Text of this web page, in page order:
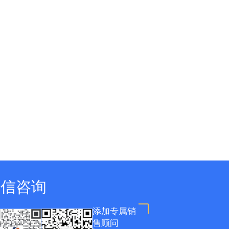
咨询
添加专属销
售顾问